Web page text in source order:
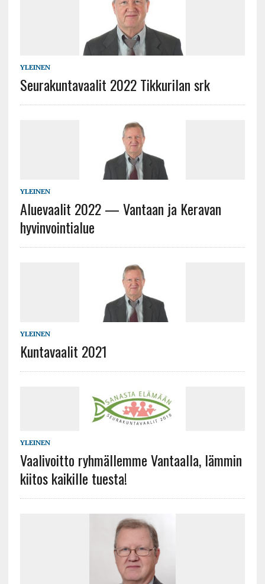
YLEINEN
Seurakuntavaalit 2022 Tikkurilan srk
YLEINEN
Aluevaalit 2022 — Vantaan ja Keravan
hyvinvointialue
YLEINEN
Kuntavaalit 2021
YLEINEN
Vaalivoitto ryhmällemme Vantaalla, lämmin
kiitos kaikille tuesta!